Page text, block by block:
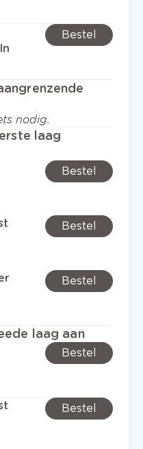
Bestel
nodig.
laag
Bestel
Bestel
Bestel
laag aan
Bestel
Bestel